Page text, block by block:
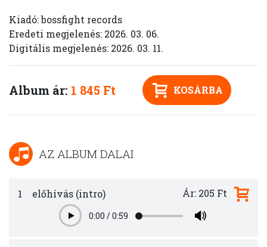
Kiadó: bossfight records
Eredeti megjelenés: 2026. 03. 06.
Digitális megjelenés: 2026. 03. 11.
Album ár: 1 845 Ft KOSÁRBA
AZ ALBUM DALAI
1 előhívás (intro)
Play0:00 /0:59
Ár: 205 Ft